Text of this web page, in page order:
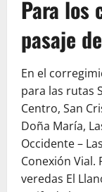
Para los
pasaje
En el
para las rutas
Centro, San
Doña María,
Occidente –
Conexión
veredas El